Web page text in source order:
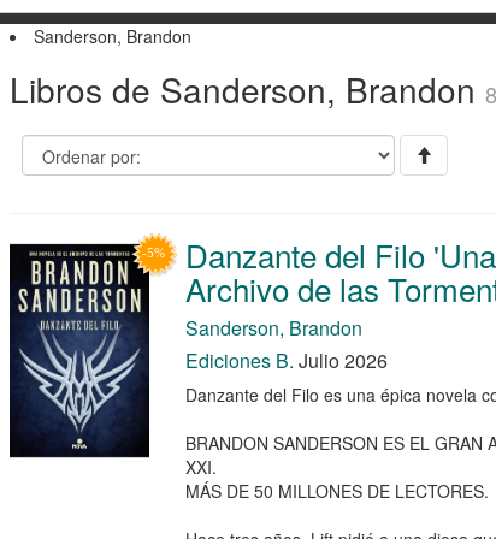
Sanderson, Brandon
Libros de Sanderson, Brandon
Danzante del Filo
Archivo de las
Sanderson, Brandon
Ediciones B. Julio 2026
Danzante del Filo es una épica novela
BRANDON SANDERSON ES EL GRAN
XXI.
MÁS DE 50 MILLONES DE LECTORES.